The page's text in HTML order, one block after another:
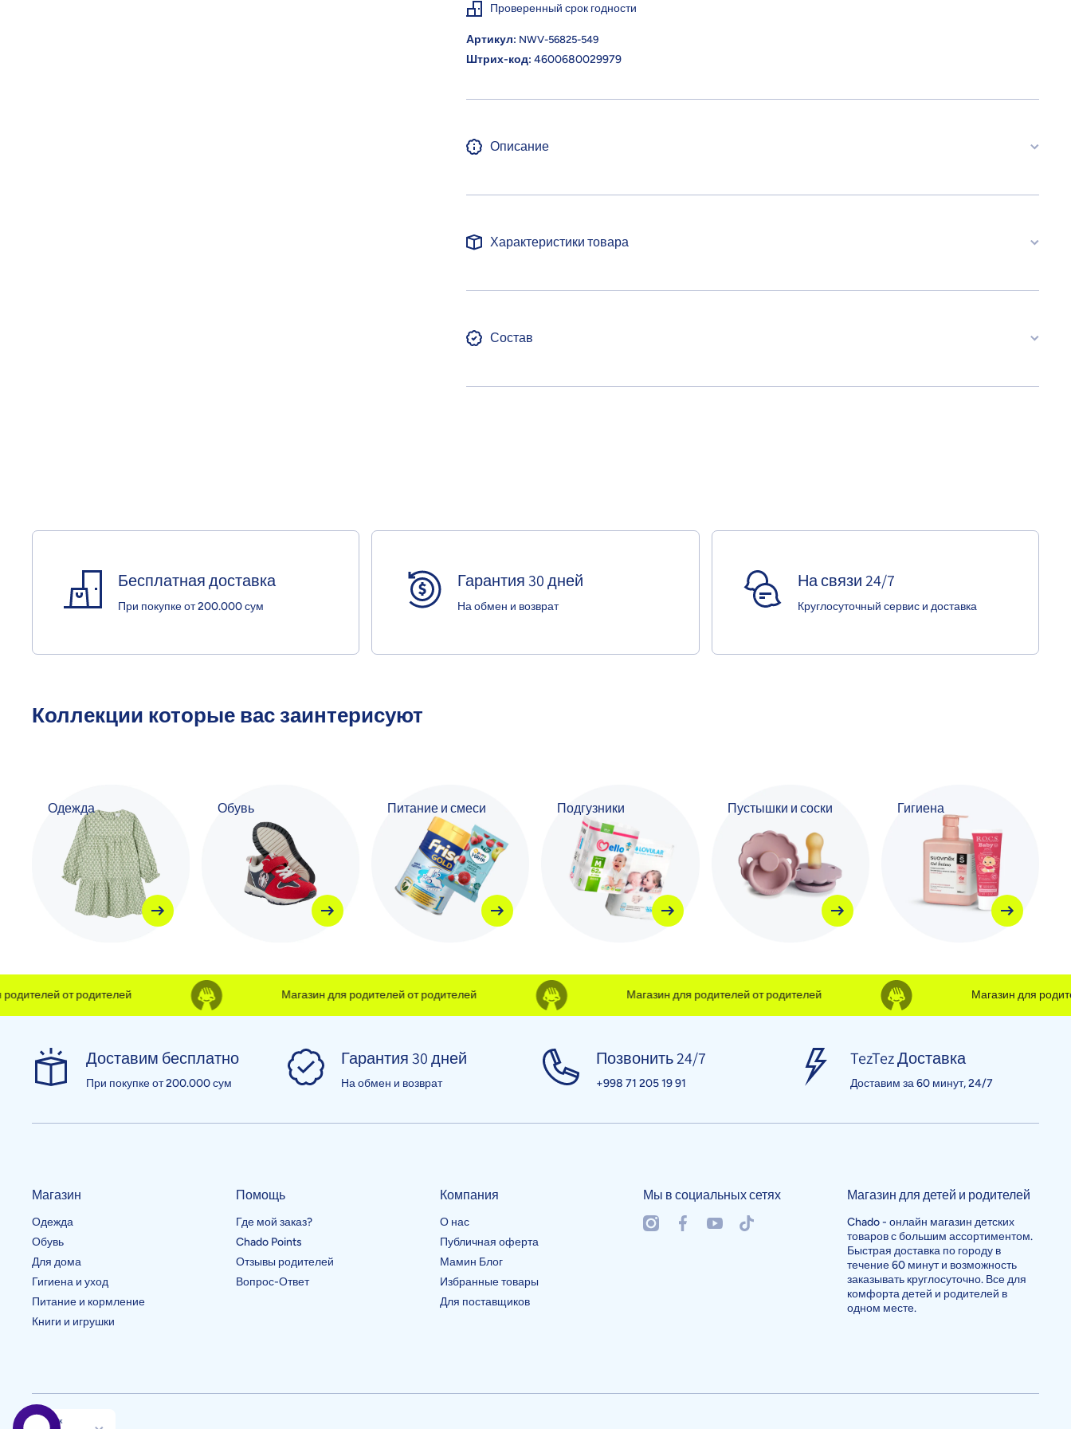
Проверенный срок годности
Артикул: NWV-56825-549
Штрих-код: 4600680029979
Описание
Характеристики товара
Состав
Бесплатная доставка
При покупке от 200.000 сум
Гарантия 30 дней
На обмен и возврат
На связи 24/7
Круглосуточный сервис и доставка
Коллекции которые вас заинтерисуют
Одежда Обувь Питание и смеси Подгузники Пустышки и соски Гигиена
от родителей Магазин для родителей от родителей Магазин для родителей от родителей Магазин для
Доставим бесплатно
При покупке от 200.000 сум
Гарантия 30 дней
На обмен и возврат
Позвонить 24/7
+998 71 205 19 91
TezTez Доставка
Доставим за 60 минут, 24/7
Магазин
Одежда
Обувь
Для дома
Гигиена и уход
Питание и кормление
Книги и игрушки
Помощь
Где мой заказ?
Chado Points
Отзывы родителей
Вопрос-Ответ
Компания
О нас
Публичная оферта
Мамин Блог
Избранные товары
Для поставщиков
Мы в социальных сетях
instagramcom/chadouzb
facebookcom/chadouzb
youtubecom/@chado982
tiktokcom/@chadouzb
Магазин для детей и родителей
Chado - онлайн магазин детских
товаров с большим ассортиментом.
Быстрая доставка по городу в
течение 60 минут и возможность
заказывать круглосуточно. Все для
комфорта детей и родителей в
одном месте.
Язык